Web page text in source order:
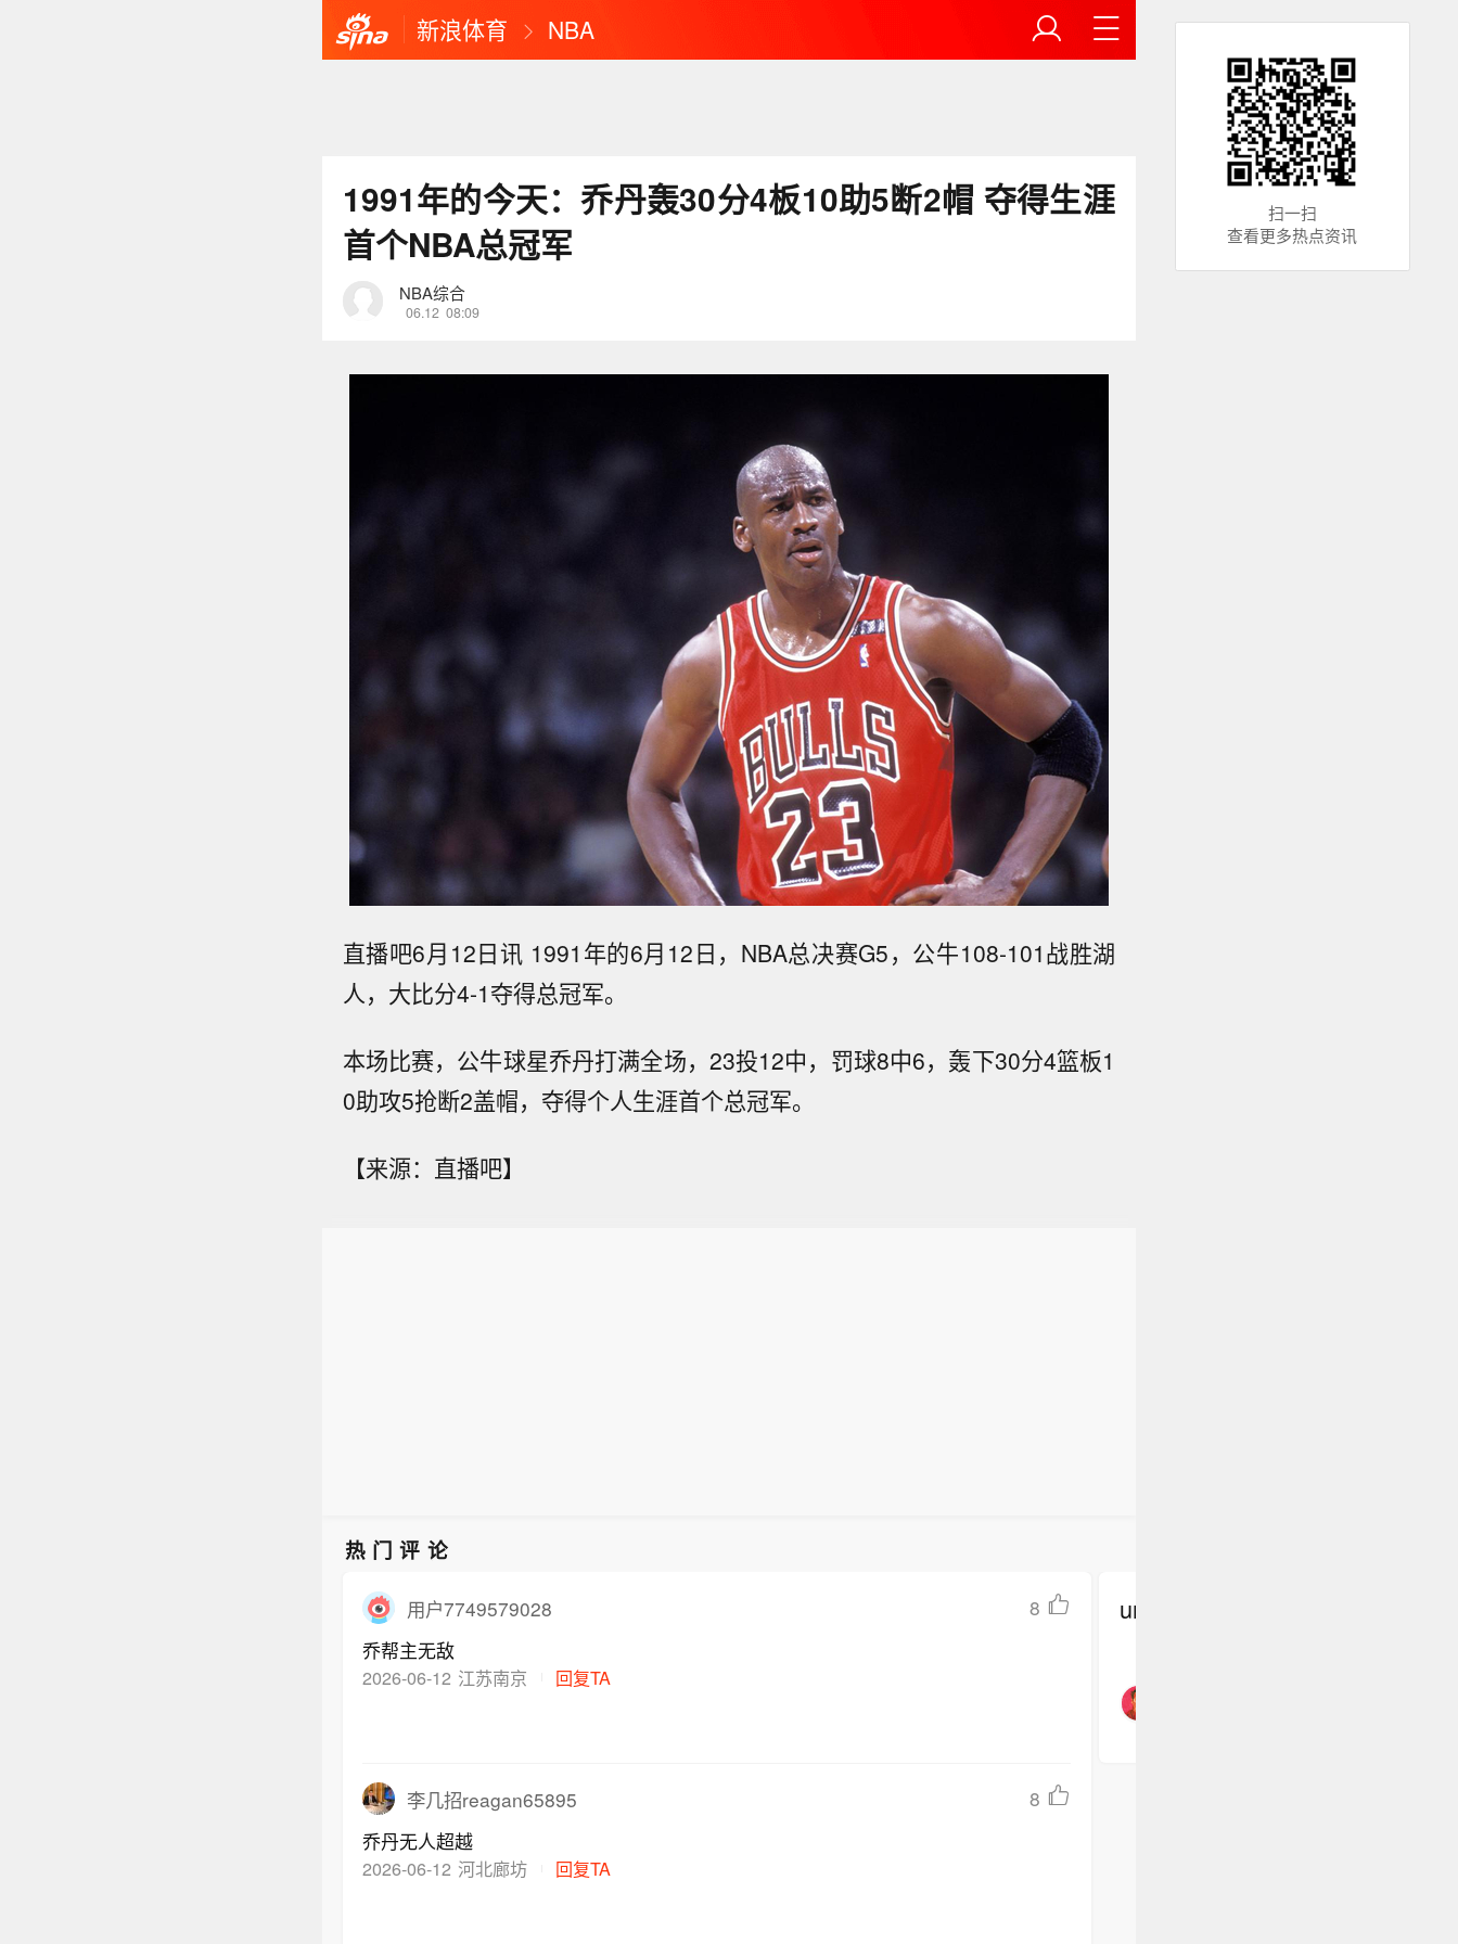
新浪体育 NBA
1991年的今天：乔丹轰30分4板10助5断2帽 夺得生涯
首个NBA总冠军
NBA综合
06.12 08:09
直播吧6月12日讯 1991年的6月12日，NBA总决赛G5，公牛108-101战胜湖
人，大比分4-1夺得总冠军。
本场比赛，公牛球星乔丹打满全场，23投12中，罚球8中6，轰下30分4篮板1
0助攻5抢断2盖帽，夺得个人生涯首个总冠军。
【来源：直播吧】
热门评论
用户7749579028
8
乔帮主无敌
2026-06-12 江苏南京 回复TA
李几招reagan65895
8
乔丹无人超越
2026-06-12 河北廊坊 回复TA
undefined
扫一扫
查看更多热点资讯